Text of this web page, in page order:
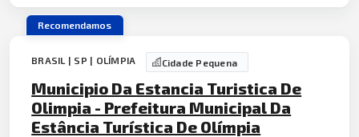
Recomendamos
BRASIL | SP | OLÍMPIA Cidade Pequena
Municipio Da Estancia Turistica De
Olimpia - Prefeitura Municipal Da
Estância Turística De Olímpia